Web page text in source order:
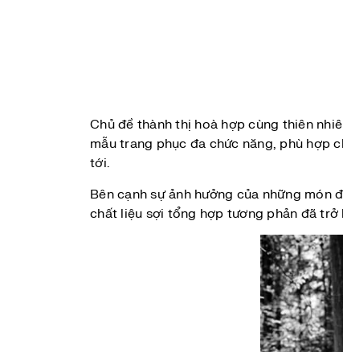
Chủ đề thành thị hoà hợp cùng thiên
mẫu trang phục đa chức năng, phù hợp
tới.
Bên cạnh sự ảnh hưởng của những
chất liệu sợi tổng hợp tương phản đã